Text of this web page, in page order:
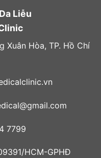
Liễu
Xuân Hòa, TP. Hồ Chí
7799
HCM-GPHĐ